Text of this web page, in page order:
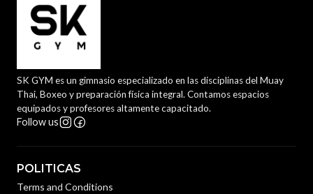
SK GYM es un gimnasio especializado en las disciplinas del Muay
Thai, Boxeo y preparación física integral. Contamos espacios
equipados y profesores altamente capacitado.
Follow us
POLITICAS
Terms and Conditions